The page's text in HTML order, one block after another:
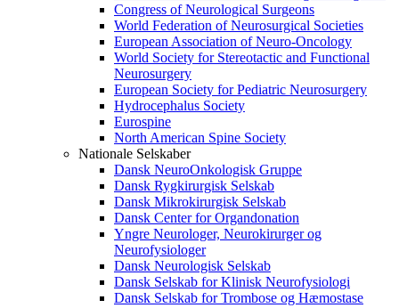
Congress of Neurological Surgeons
World Federation of Neurosurgical Societies
European Association of Neuro-Oncology
World Society for Stereotactic and Functional
Neurosurgery
European Society for Pediatric Neurosurgery
Hydrocephalus Society
Eurospine
North American Spine Society
Nationale Selskaber
Dansk NeuroOnkologisk Gruppe
Dansk Rygkirurgisk Selskab
Dansk Mikrokirurgisk Selskab
Dansk Center for Organdonation
Yngre Neurologer, Neurokirurger og
Neurofysiologer
Dansk Neurologisk Selskab
Dansk Selskab for Klinisk Neurofysiologi
Dansk Selskab for Trombose og Hæmostase